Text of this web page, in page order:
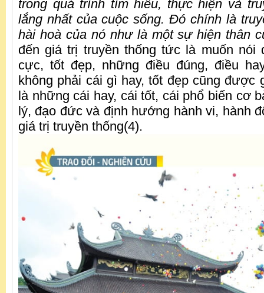
trong quá trình tìm hiểu, thực hiện và
lắng nhất của cuộc sống. Đó chính là
hài hoà của nó như là một sự hiện thân
đến giá trị truyền thống tức là muốn nói
cực, tốt đẹp, những điều đúng, điều
không phải cái gì hay, tốt đẹp cũng được
là những cái hay, cái tốt, cái phổ biến cơ
lý, đạo đức và định hướng hành vi, hành
giá trị truyền thống(4).